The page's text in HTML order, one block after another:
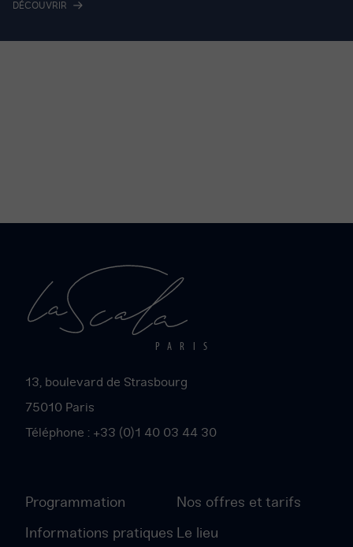
DÉCOUVRIR
Scala
Paris
PARIS
13, boulevard de Strasbourg
75010 Paris
Téléphone : +33 (0)1 40 03 44 30
Programmation Nos offres et tarifs
Informations pratiques Le lieu